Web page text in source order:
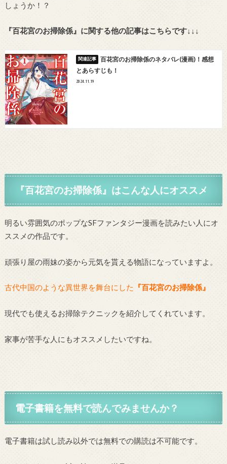
しょうか！？
『百花宮のお掃除係』に関する他の記事はこちらです↓↓↓
百花宮のお掃除係のネタバレ(漫画)！感想
とあらすじも！
2024.11.19
『百花宮のお掃除係』はこんな人にオススメ
明るい雰囲気のポップなSFファンタジー漫画を読みたい人にオ
ススメの作品です。
頑張り屋の雨妹の姿から元気を貰える物語になっていますよ。
古代中国のような異世界を舞台にした 『百花宮のお掃除係』
現代でも使えるお掃除テクニックを紹介してくれています。
家事が苦手な人にもオススメしたいですね。
電子書籍を無料で読んでみませんか？
電子書籍は試し読み以外では無料での購読は不可能です。